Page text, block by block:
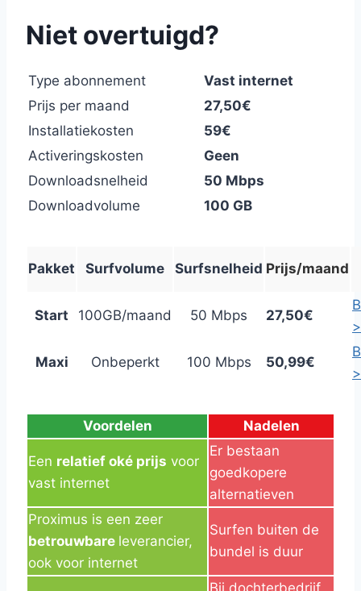
Niet overtuigd?
Type abonnement
Vast internet
Prijs per maand
27,50€
Installatiekosten
59€
Activeringskosten
Geen
Downloadsnelheid
50 Mbps
Downloadvolume
100 GB
Pakket Surfvolume Surfsnelheid Prijs/maand
Start 100GB/maand 50 Mbps 27,50€
>
Maxi Onbeperkt 100 Mbps 50,99€
>
Voordelen Nadelen
Een relatief oké prijs voor
vast internet
Er bestaan
goedkopere
alternatieven
Proximus is een zeer
betrouwbare leverancier,
ook voor internet
Surfen buiten de
bundel is duur
Bij dochterbedrijf